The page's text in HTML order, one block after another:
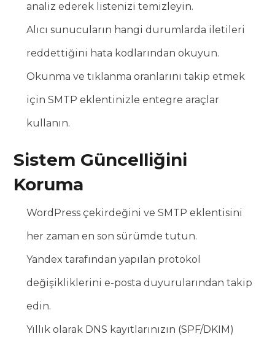
analiz ederek listenizi temizleyin.
Alıcı sunucuların hangi durumlarda iletileri
reddettiğini hata kodlarından okuyun.
Okunma ve tıklanma oranlarını takip etmek
için SMTP eklentinizle entegre araçlar
kullanın.
Sistem Güncelliğini
Koruma
WordPress çekirdeğini ve SMTP eklentisini
her zaman en son sürümde tutun.
Yandex tarafından yapılan protokol
değişikliklerini e-posta duyurularından takip
edin.
Yıllık olarak DNS kayıtlarınızın (SPF/DKIM)